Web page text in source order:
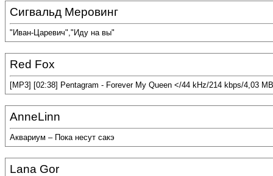
Сигвальд Меровинг
"Иван-Царевич","Иду на вы"
Red Fox
[MP3] [02:38] Pentagram - Forever My Queen </44 kHz/214 kbps/4,03
AnneLinn
Аквариум – Пока несут сакэ
Lana Gor